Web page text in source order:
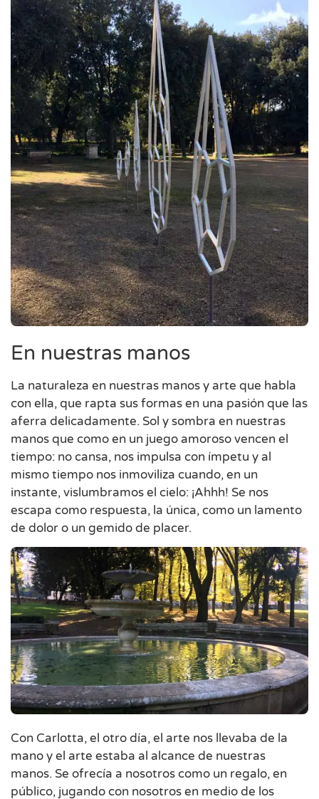
En nuestras manos
La naturaleza en nuestras manos y arte que habla
con ella, que rapta sus formas en una pasión que las
aferra delicadamente. Sol y sombra en nuestras
manos que como en un juego amoroso vencen el
tiempo: no cansa, nos impulsa con ímpetu y al
mismo tiempo nos inmoviliza cuando, en un
instante, vislumbramos el cielo: ¡Ahhh! Se nos
escapa como respuesta, la única, como un lamento
de dolor o un gemido de placer.
Con Carlotta, el otro día, el arte nos llevaba de la
mano y el arte estaba al alcance de nuestras
manos. Se ofrecía a nosotros como un regalo, en
público, jugando con nosotros en medio de los